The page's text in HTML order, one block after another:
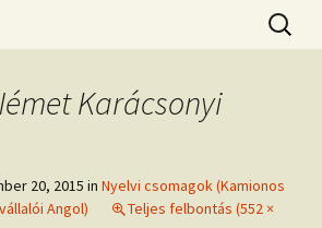
Nyelvleckék
Karácsonyi
20, 2015 in Nyelvi csomagok (Kamionos
Angol)
Teljes felbontás (552 ×